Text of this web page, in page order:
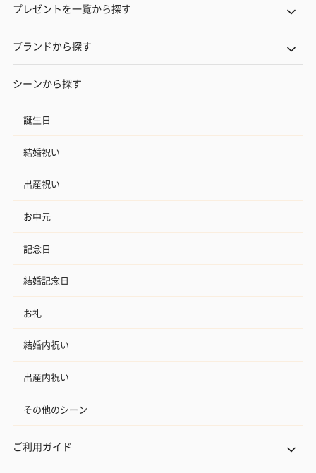
プレゼントを一覧から探す
ブランドから探す
シーンから探す
誕生日
結婚祝い
出産祝い
お中元
記念日
結婚記念日
お礼
結婚内祝い
出産内祝い
その他のシーン
ご利用ガイド